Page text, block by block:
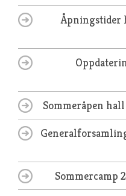
Åpningstider
Sommeråpen
Sommercamp